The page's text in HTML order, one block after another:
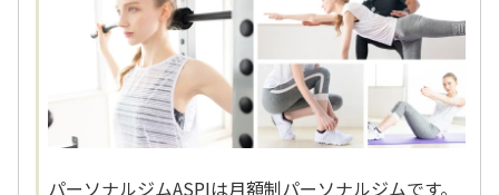
パーソナルジムASPIは月額制パーソナルジムです。